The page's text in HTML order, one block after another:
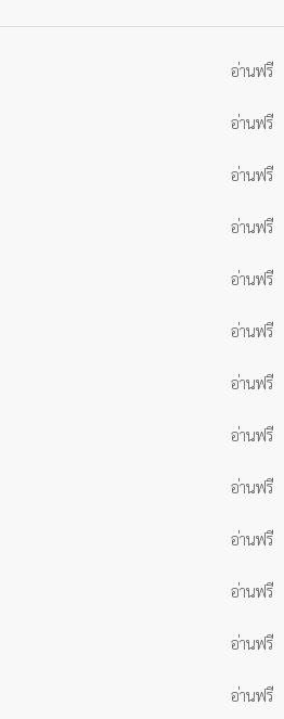
อ่านฟรี
อ่านฟรี
อ่านฟรี
อ่านฟรี
อ่านฟรี
อ่านฟรี
อ่านฟรี
อ่านฟรี
อ่านฟรี
อ่านฟรี
อ่านฟรี
อ่านฟรี
อ่านฟรี